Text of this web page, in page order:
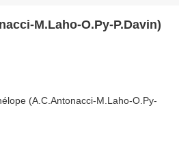
M.Laho-O.Py-P.Davin)